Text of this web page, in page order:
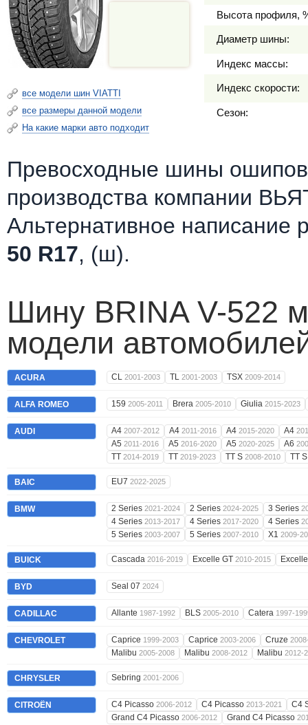
все модели шин VIATTI
все размеры данной модели
На какие марки авто подходит
Высота профиля,
Диаметр шины:
Индекс массы:
Индекс скорости:
Сезон:
Превосходные шины
производства компании
Альтернативное написание
50 R17, (ш).
Шину BRINA V-522
модели
ACURA CL 2001-2003 TL 2001-2003 TSX 2009-2014
ALFA ROMEO 159 2005-2011 Brera 2005-2010 Giulia 2015-2023
AUDI A4 2007-2012 A4 2011-2016 A4 2015-2020 A4
A5 2011-2016 A5 2016-2020 A5 2020-2025 A6
TT 2014-2019 TT 2019-2023 TT S 2008-2010 TT
BAIC EU7 2022-2025
BMW 2 Series 2021-2024 2 Series 2024-2025 3 Series
4 Series 2013-2017 4 Series 2017-2020 4 Series
5 Series 2003-2007 5 Series 2007-2010 X1 2009-
BUICK Cascada 2016-2019 Excelle GT 2010-2015
BYD Seal 07 2024
CADILLAC Allante 1987-1992 BLS 2005-2010 Catera 1997-
CHEVROLET Caprice 1999-2003 Caprice 2003-2006 Cruze
Malibu 2005-2008 Malibu 2008-2012 Malibu 2012-
CHRYSLER Sebring 2001-2006
CITROËN C4 Picasso 2006-2012 C4 Picasso 2013-2021
C4
Grand C4 Picasso 2006-2012 Grand C4 Picasso